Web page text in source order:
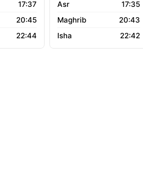
17:37
20:45
22:44
17:35
20:43
22:42